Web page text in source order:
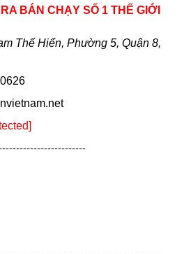
BÁN CHẠY SỐ 1 THẾ GIỚI
Thế Hiển, Phường 5, Quận 8,